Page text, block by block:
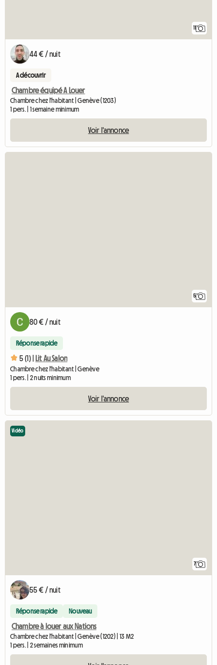
44 € / nuit
A découvrir
Chambre équipé A Louer
Chambre chez l'habitant | Genève (1203)
1 pers. | 1 semaine minimum
Voir l'annonce
5
80 € / nuit
Réponse rapide
5 (1) | Lit Au Salon
Chambre chez l'habitant | Genève
1 pers. | 2 nuits minimum
Voir l'annonce
7
Vidéo
55 € / nuit
Réponse rapide Nouveau
Chambre à louer aux Nations
Chambre chez l'habitant | Genève (1202) | 13 M2
1 pers. | 2 semaines minimum